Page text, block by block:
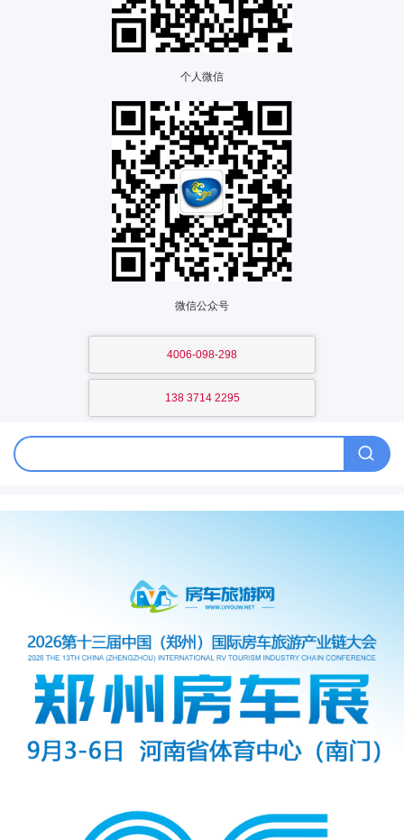
个人微信
微信公众号
4006-098-298
138 3714 2295